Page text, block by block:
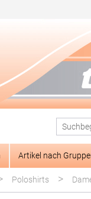
Artikel nach
Poloshirts >